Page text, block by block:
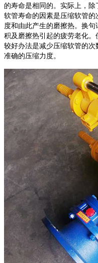
的寿命是相同的。实际上，
软管寿命的因素是压缩软管
度和由此产生的磨擦热。换
积及磨擦热引起的疲劳老化
较好办法是减少压缩软管的
准确的压缩力度。